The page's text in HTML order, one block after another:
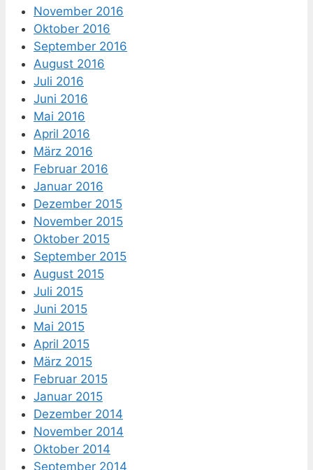
November 2016
Oktober 2016
September 2016
August 2016
Juli 2016
Juni 2016
Mai 2016
April 2016
März 2016
Februar 2016
Januar 2016
Dezember 2015
November 2015
Oktober 2015
September 2015
August 2015
Juli 2015
Juni 2015
Mai 2015
April 2015
März 2015
Februar 2015
Januar 2015
Dezember 2014
November 2014
Oktober 2014
September 2014